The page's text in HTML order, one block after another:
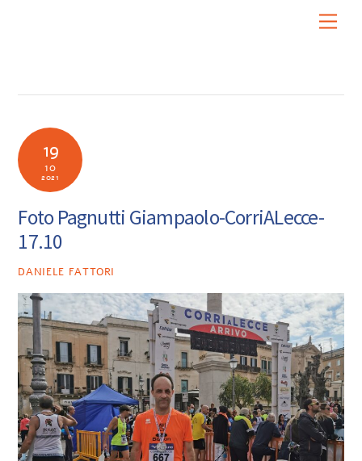
19
10
2021
Foto Pagnutti Giampaolo-CorriALecce-
17.10
DANIELE FATTORI